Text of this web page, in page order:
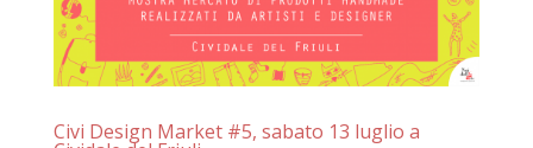
Civi Design Market #5, sabato 13 luglio a